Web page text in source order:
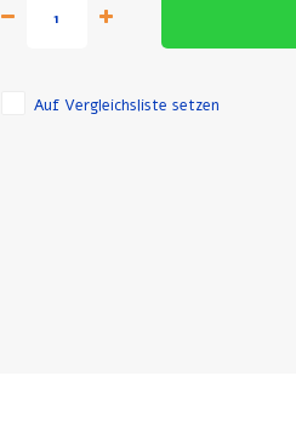
Auf Vergleichsliste setzen